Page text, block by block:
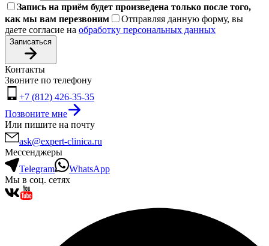
Запись на приём будет произведена только после того,
как мы вам перезвоним
Отправляя данную форму, вы
даете согласие на обработку персональных данных
Записаться
Контакты
Звоните по телефону
+7 (812) 426-35-35
Позвоните мне
Или пишите на почту
ask@expert-clinica.ru
Мессенджеры
Telegram
WhatsApp
Мы в соц. сетях